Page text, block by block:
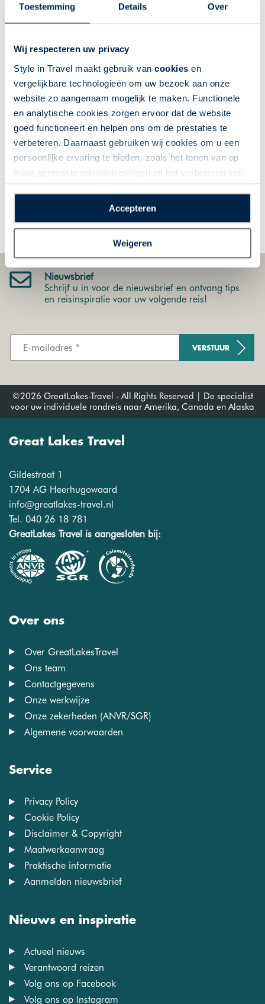
Toestemming Details Over
Wij respecteren uw privacy
Style in Travel maakt gebruik van cookies en
vergelijkbare technologieën om uw bezoek aan onze
website zo aangenaam mogelijk te maken. Functionele
en analytische cookies zorgen ervoor dat de website
goed functioneert en helpen ons om de prestaties te
verbeteren. Daarnaast gebruiken wij cookies om u een
persoonlijke ervaring te bieden, zoals het tonen van op
maat gemaakte reisaanbiedingen en het verbeteren van
plaatsen van alle hierboven beschreven cookies en
technologieën, waarmee persoonlijke gegevens kunnen
worden verzameld. Indien u kiest voor “Weigeren”
plaatsen wij enkel functionele cookies, en zal er geen
sprake zijn van gepersonaliseerde content.
Accepteren
Weigeren
en ervaringen. Het mooiste eiland van Hawaii is echt een
vakantie. Hieronder vindt u een beschrijving van de
Kauai
Maui
Nieuwsbrief
Schrijf u in voor de nieuwsbrief en ontvang tips
en reisinspiratie voor uw volgende reis!
VERSTUUR
©2026 GreatLakes-Travel - All Rights Reserved | De specialist
voor uw individuele rondreis naar Amerika, Canada en Alaska
Great Lakes Travel
Gildestraat 1
1704 AG Heerhugowaard
info@greatlakes-travel.nl
Tel. 040 26 18 781
GreatLakes Travel is aangesloten bij:
Over ons
Over GreatLakesTravel
Ons team
Contactgegevens
Onze werkwijze
Onze zekerheden (ANVR/SGR)
Algemene voorwaarden
Service
Privacy Policy
Cookie Policy
Disclaimer & Copyright
Maatwerkaanvraag
Praktische informatie
Aanmelden nieuwsbrief
Nieuws en inspiratie
Actueel nieuws
Verantwoord reizen
Volg ons op Facebook
Volg ons op Instagram